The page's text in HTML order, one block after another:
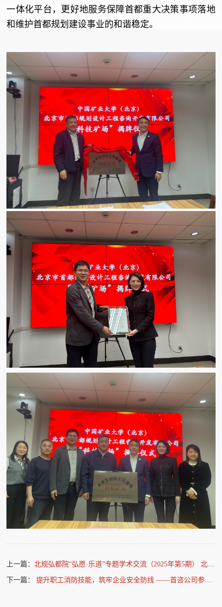
一体化平台，更好地服务保障首都重大决策事项落地
和维护首都规划建设事业的和谐稳定。
上一篇：北规弘都院“弘愿·乐道”专题学术交流（2025年第5期） 北京市固定资产投资项目节能审查工作介绍
下一篇：提升职工消防技能，筑牢企业安全防线 ——首咨公司参与“一警六员”消防基本技能实操实训活动